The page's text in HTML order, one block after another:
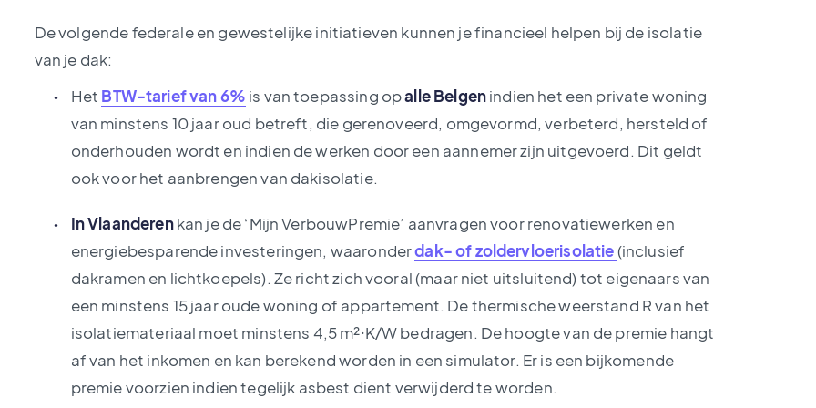
De volgende federale en gewestelijke initiatieven kunnen je financieel helpen bij de isolatie
van je dak:
Het BTW-tarief van 6% is van toepassing opalle Belgenindien het een private woning
van minstens 10 jaar oud betreft, die gerenoveerd, omgevormd, verbeterd, hersteld of
onderhouden wordt en indien de werken door een aannemer zijn uitgevoerd. Dit geldt
ook voor het aanbrengen van dakisolatie.
In Vlaanderenkan je de ‘Mijn VerbouwPremie’ aanvragen voor renovatiewerken en
energiebesparende investeringen, waaronderdak- of zoldervloerisolatie(inclusief
dakramen en lichtkoepels). Ze richt zich vooral (maar niet uitsluitend) tot eigenaars van
een minstens 15 jaar oude woning of appartement. De thermische weerstand R van het
isolatiemateriaal moet minstens 4,5 m²⸱K/W bedragen. De hoogte van de premie hangt
af van het inkomen en kan berekend worden in een simulator. Er is een bijkomende
premie voorzien indien tegelijk asbest dient verwijderd te worden.